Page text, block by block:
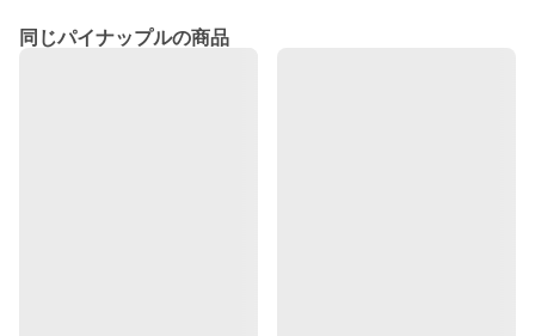
同じパイナップルの商品